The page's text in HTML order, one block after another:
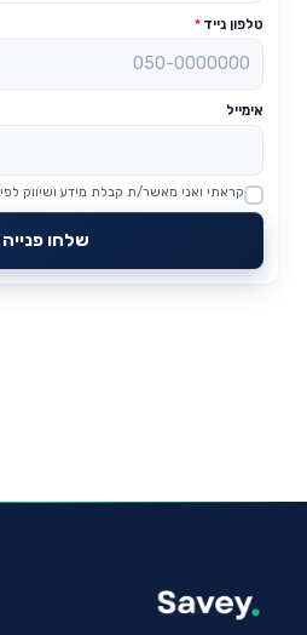
טלפון נייד *
אימייל
Website
קראתי ואני מאשר/ת קבלת מידע ושיווק לפי
שלחו פנייה